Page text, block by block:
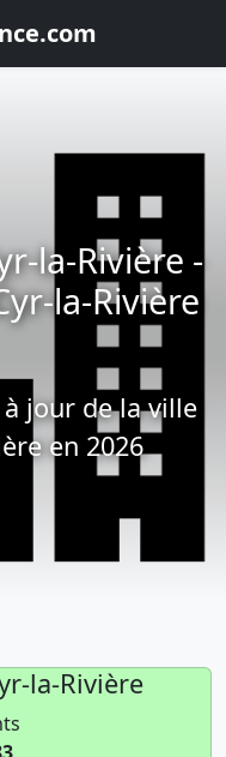
la-Rivière -
la-Rivière
jour de la ville
en 2026
la-Rivière